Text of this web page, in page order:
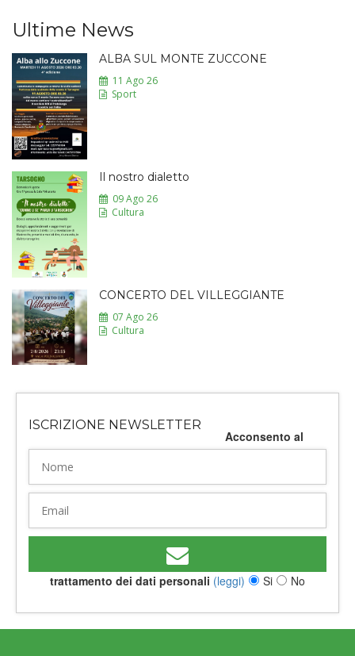
Ultime News
ALBA SUL MONTE ZUCCONE
11 Ago 26
Sport
Il nostro dialetto
09 Ago 26
Cultura
CONCERTO DEL VILLEGGIANTE
07 Ago 26
Cultura
ISCRIZIONE NEWSLETTER
Acconsento al
trattamento dei dati personali (leggi) Si No